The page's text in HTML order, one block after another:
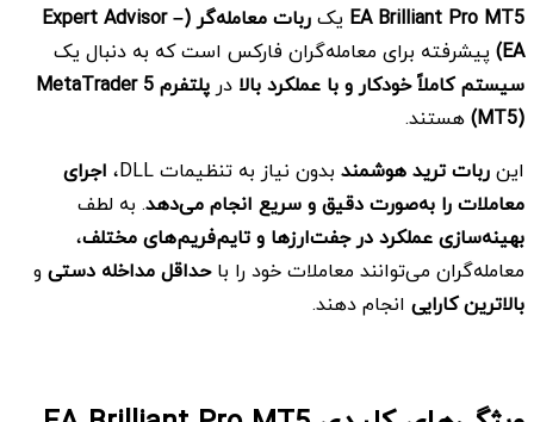
EA Brilliant Pro MT5 یکربات معامله‌گر (Expert Advisor –
EA) پیشرفته برای معامله‌گران فارکس است که به دنبال یک
سیستم کاملاً خودکار و با عملکرد بالا درپلتفرمMetaTrader 5
(MT5)هستند.
اینربات ترید هوشمند بدون نیاز به تنظیمات DLL،
اجرای
معاملات را به‌صورت دقیق و سریع انجام می‌دهد. به لطف
بهینه‌سازی عملکرد در جفت‌ارزها و تایم‌فریم‌های مختلف،
معامله‌گران می‌توانند معاملات خود را باحداقل مداخله دستی و
بالاترین کارایی انجام دهند.